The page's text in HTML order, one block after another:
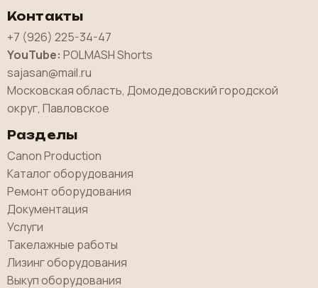
Контакты
+7 (926) 225-34-47
YouTube: POLMASH Shorts
sajasan@mail.ru
Московская область, Домодедовский городской
округ, Павловское
Разделы
Canon Production
Каталог оборудования
Ремонт оборудования
Документация
Услуги
Такелажные работы
Лизинг оборудования
Выкуп оборудования